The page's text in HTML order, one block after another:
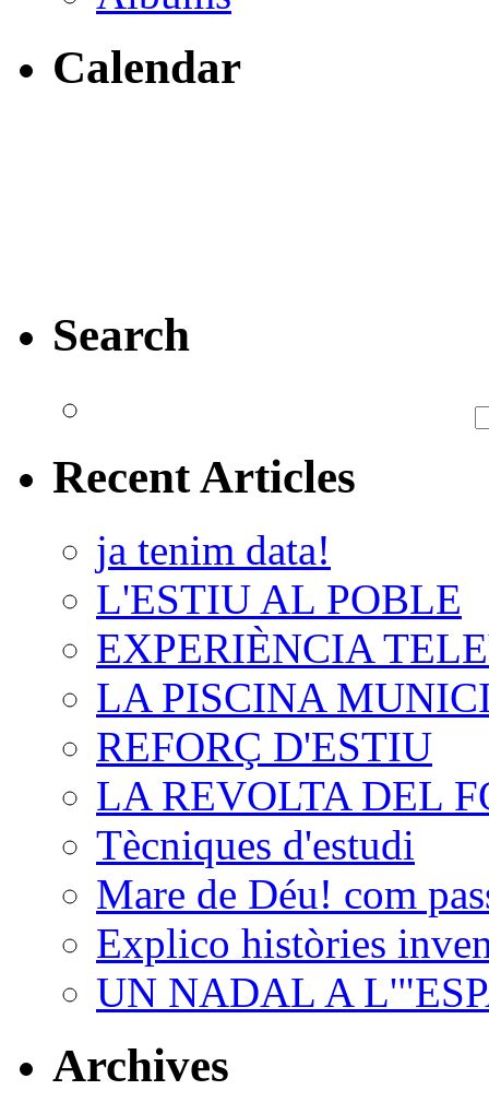
Calendar
Search
Recent Articles
ja tenim data!
L'ESTIU AL POBLE
EXPERIÈNCIA
LA PISCINA
REFORÇ D'ESTIU
LA REVOLTA DEL
Tècniques d'estudi
Mare de Déu! com
Explico històries
UN NADAL A
Archives